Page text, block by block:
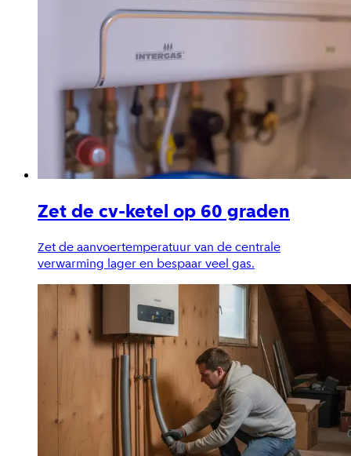
Zet de cv-ketel op 60 graden
Zet de aanvoertemperatuur van de centrale
verwarming lager en bespaar veel gas.